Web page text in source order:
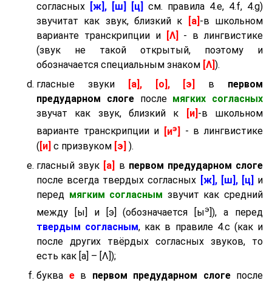
согласных
[ж], [ш] [ц]
см. правила 4.e, 4.f, 4.g)
звучитат как звук, близкий к
[а] -в школьном
варианте транскрипции и
[Λ]
- в лингвистике
(звук не такой открытый, поэтому и
обозначается специальным знаком [Λ] ).
гласные звуки
[а], [о], [э] в первом
предударном слогепослемягких согласных
звучат как звук, близкий к
[и] -в школьном
варианте транскрипции и [иэ]
- в лингвистике
([и] с призвуком [э] ).
гласный звук [а] в первом предударном слоге
после всегда твердых согласных [ж], [ш], [ц] и
перед мягким согласным звучит как средний
между [ы] и [э] (обозначается [ыэ]), а перед
твердым согласным, как в правиле 4.c (как и
после других твёрдых согласных звуков, то
есть как [а] – [Λ]);
буква ев первом предударном слогепосле